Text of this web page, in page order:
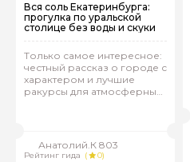
Вся соль Екатеринбурга:
прогулка по уральской
столице без воды и скуки
Только самое интересное:
честный рассказ о городе с
характером и лучшие
ракурсы для атмосферных
Анатолий.К 803
Рейтинг гида (
0)